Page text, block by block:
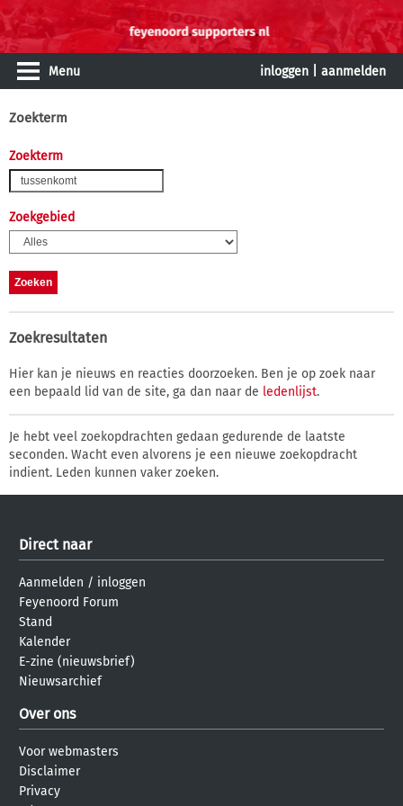
Menu inloggen aanmelden
Zoekterm
Zoekterm
Zoekgebied
Zoekresultaten
Hier kan je nieuws en reacties doorzoeken. Ben je op zoek naar
een bepaald lid van de site, ga dan naar de ledenlijst.
Je hebt veel zoekopdrachten gedaan gedurende de laatste
seconden. Wacht even alvorens je een nieuwe zoekopdracht
indient. Leden kunnen vaker zoeken.
Direct naar
Aanmelden / inloggen
Feyenoord Forum
Stand
Kalender
E-zine (nieuwsbrief)
Nieuwsarchief
Over ons
Voor webmasters
Disclaimer
Privacy